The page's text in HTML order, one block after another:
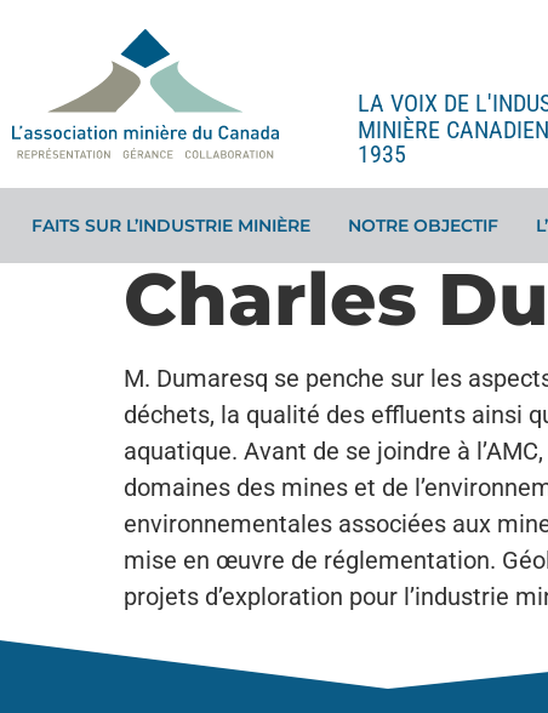
LA VOIX DE
MINIÈRE
1935
FAITS SUR L’INDUSTRIE MINIÈRE NOTRE OBJECTIF
Charles
M. Dumaresq se penche sur les
déchets, la qualité des effluents ainsi
aquatique. Avant de se joindre à
domaines des mines et de
environnementales associées aux
mise en œuvre de réglementation.
projets d’exploration pour l’industrie